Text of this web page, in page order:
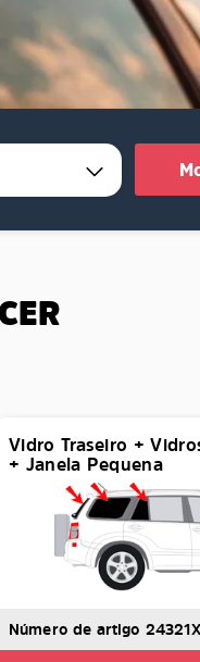
Vidro Traseiro +
+ Janela Pequena
Número de artigo